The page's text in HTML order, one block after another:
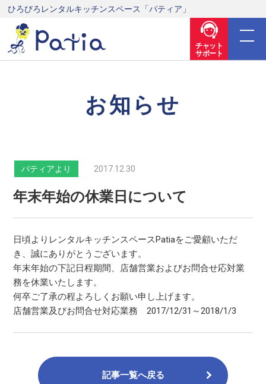
ひろびろレンタルキッチンスペース「パティア」
チャット
サポート
お知らせ
パティアより 2017.12.30
年末年始の休業日について
日頃よりレンタルキッチンスペースPatiaをご愛顧いただ
き、誠にありがとうございます。
年末年始の下記日程期間、店舗営業およびお問合せ応対業
務を休業いたします。
何卒ご了承の程よろしくお願い申し上げます。
店舗営業及びお問合せ対応業務 2017/12/31～2018/1/3
記事一覧へ戻る